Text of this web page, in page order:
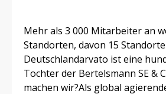
Mehr als 3 000 Mitarbeiter an
Standorten, davon 15
Deutschlandarvato ist eine
Tochter der Bertelsmann SE &
machen wir?Als global